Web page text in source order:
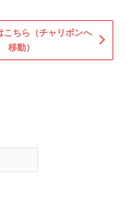
こちら（チャリボンへ
移動）